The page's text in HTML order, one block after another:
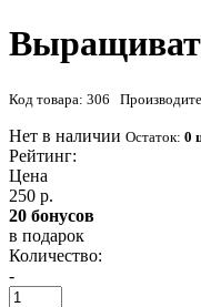
Код товара: 306
Нет в наличии Остаток: 0
Рейтинг:
Цена
250 р.
20 бонусов
в подарок
Количество:
-